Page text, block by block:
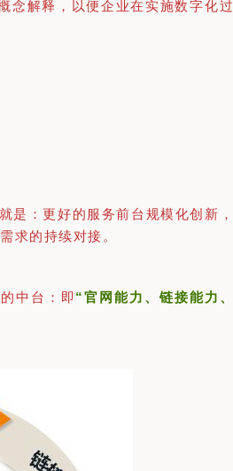
念解释，以便企业在实施数字化过
是：更好的 服务前台规模化创新，
求的持续对接。
中台：即 “官网能力、链接能力、